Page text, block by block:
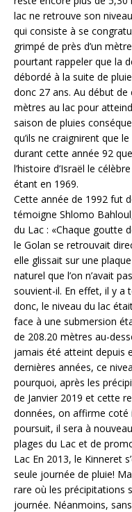
lac ne retrouve son
qui consiste à se
grimpé de près d’un
pourtant rappeler que la
débordé à la suite de
donc 27 ans. Au début
mètres au lac pour
saison de pluies
qu’ils ne craignirent que
durant cette année 92
l’histoire d’Israël le
étant en 1969.
Cette année de 1992 fut
témoigne Shlomo
du Lac : «Chaque goutte
le Golan se retrouvait
elle glissait sur une
naturel que l’on n’avait
souvient-il. En effet, il y a
donc, le niveau du lac
face à une submersion
de 208.20 mètres au-
jamais été atteint depuis
dernières années, ce
pourquoi, après les
de Janvier 2019 et cette
données, on affirme coté
poursuit, il sera à
plages du Lac et de
Lac En 2013, le Kinneret
seule journée de pluie!
rare où les précipitations
journée. Néanmoins,